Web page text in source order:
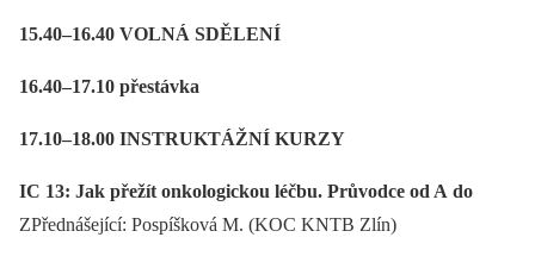
15.40–16.40 VOLNÁ SDĚLENÍ
16.40–17.10 přestávka
17.10–18.00 INSTRUKTÁŽNÍ KURZY
IC 13: Jak přežít onkologickou léčbu. Průvodce od A do
ZPřednášející: Pospíšková M. (KOC KNTB Zlín)